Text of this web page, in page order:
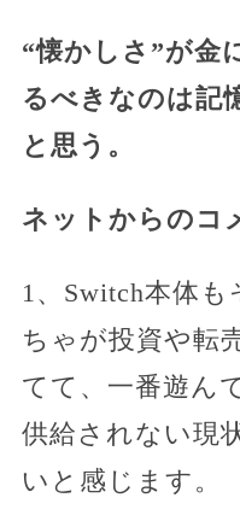
“懐かしさ”が金
るべきなのは記
と思う。
ネットからのコ
1、Switch本体
ちゃが投資や転
てて、一番遊ん
供給されない現
いと感じます。